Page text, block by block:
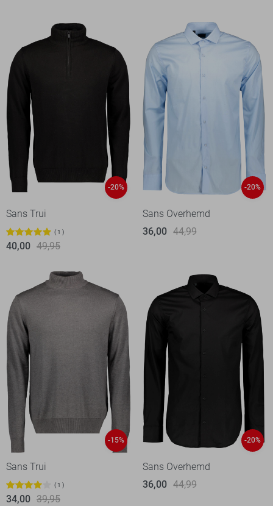
-20%
Sans Trui
1
40,00 49,95
-20%
Sans Overhemd
36,00 44,99
-15%
Sans Trui
1
34,00 39,95
-20%
Sans Overhemd
36,00 44,99